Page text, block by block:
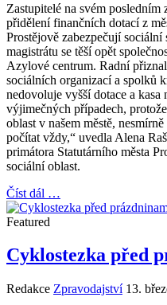
Zastupitelé na svém
přidělení finančních dotací z
Prostějově zabezpečují
magistrátu se těší opět
Azylové centrum. Radní
sociálních organizací a spolků
nedovoluje vyšší dotace a kasa
výjimečných případech,
oblast v našem městě,
počítat vždy,“ uvedla Alena
primátora Statutárního města
sociální oblast.
Číst dál …
Featured
Cyklostezka před
Redakce Zpravodajství 13.